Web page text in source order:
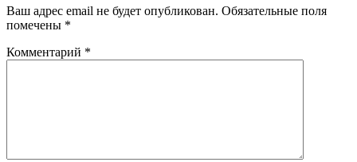
Ваш адрес email не будет опубликован. Обязательные поля
помечены *
Комментарий *